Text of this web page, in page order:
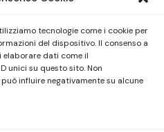
tecnologie come i cookie per
del dispositivo. Il consenso a
dati come il
unici su questo sito. Non
influire negativamente su alcune
Religiose
| San Pietro
Religiose